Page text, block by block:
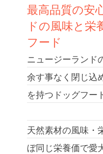
最高品質の安
ドの風味と栄
フード
ニュージーランド
余す事なく閉じ込
を持つドッグフー
天然素材の風味・
ぼ同じ栄養価で愛